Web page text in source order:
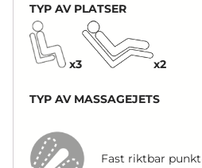
TYP AV PLATSER
x3 x2
TYP AV MASSAGEJETS
Fast riktbar